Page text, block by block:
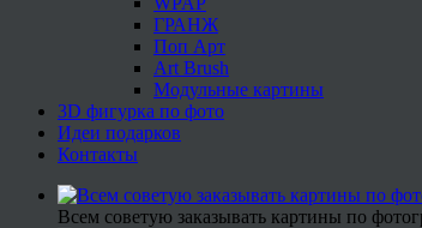
ГРАНЖ
Поп Арт
Art Brush
Модульные картины
3D фигурка по фото
Идеи подарков
Контакты
Всем советую заказывать картины по